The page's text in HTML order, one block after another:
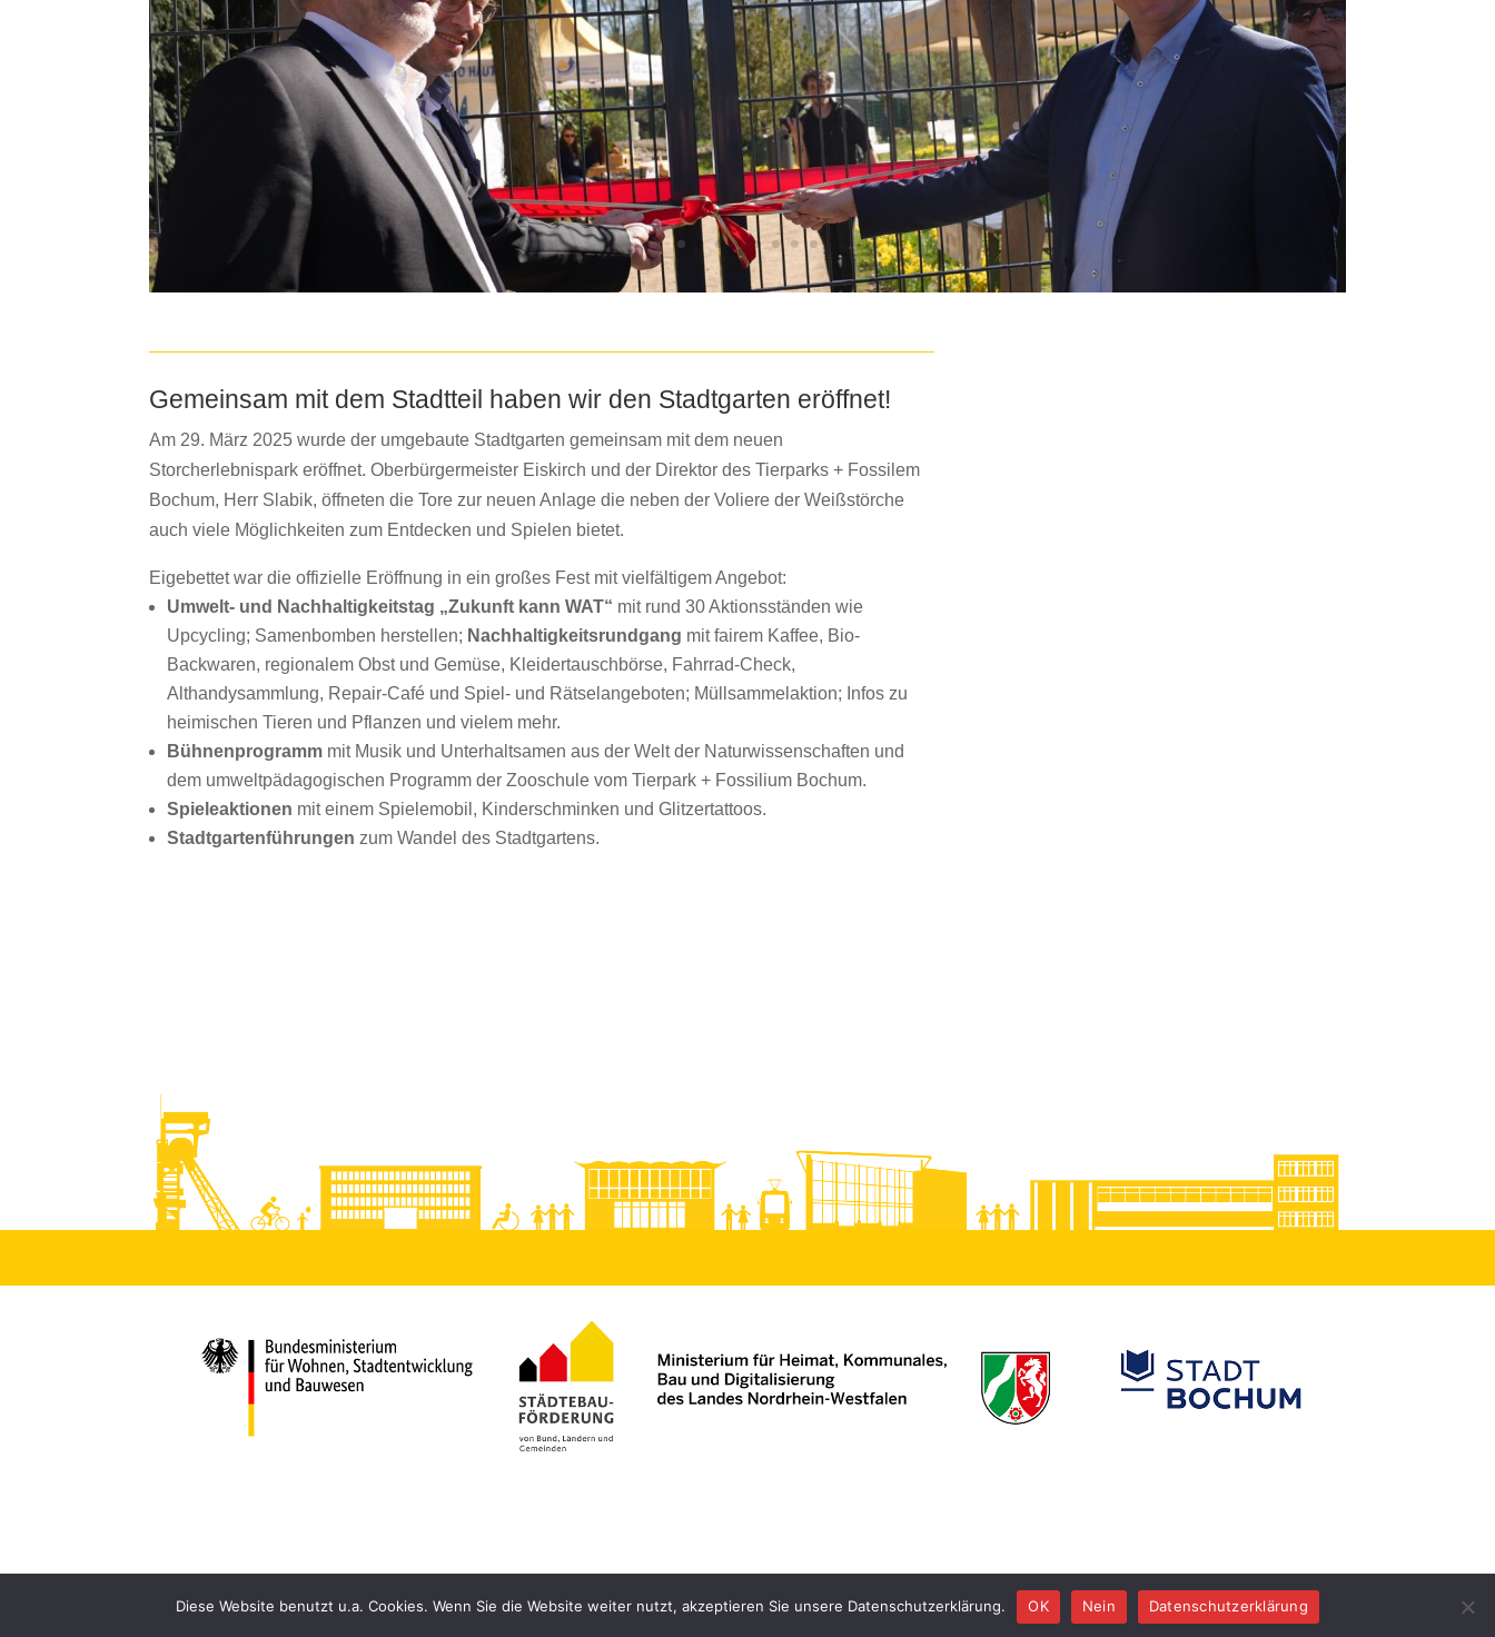
Gemeinsam mit dem Stadtteil haben wir den Stadtgarten eröffnet!
Am 29. März 2025 wurde der umgebaute Stadtgarten gemeinsam mit dem neuen
Storcherlebnispark eröffnet. Oberbürgermeister Eiskirch und der Direktor des Tierparks + Fossilem
Bochum, Herr Slabik, öffneten die Tore zur neuen Anlage die neben der Voliere der Weißstörche
auch viele Möglichkeiten zum Entdecken und Spielen bietet.
Eigebettet war die offizielle Eröffnung in ein großes Fest mit vielfältigem Angebot:
Umwelt- und Nachhaltigkeitstag „Zukunft kann WAT“ mit rund 30 Aktionsständen wie
Upcycling; Samenbomben herstellen; Nachhaltigkeitsrundgang mit fairem Kaffee, Bio-
Backwaren, regionalem Obst und Gemüse, Kleidertauschbörse, Fahrrad-Check,
Althandysammlung, Repair-Café und Spiel- und Rätselangeboten; Müllsammelaktion; Infos zu
heimischen Tieren und Pflanzen und vielem mehr.
Bühnenprogramm mit Musik und Unterhaltsamen aus der Welt der Naturwissenschaften und
dem umweltpädagogischen Programm der Zooschule vom Tierpark + Fossilium Bochum.
Spieleaktionen mit einem Spielemobil, Kinderschminken und Glitzertattoos.
Stadtgartenführungen zum Wandel des Stadtgartens.
Diese Website benutzt u.a. Cookies. Wenn Sie die Website weiter nutzt, akzeptieren Sie unsere Datenschutzerklärung. OK Nein Datenschutzerklärung